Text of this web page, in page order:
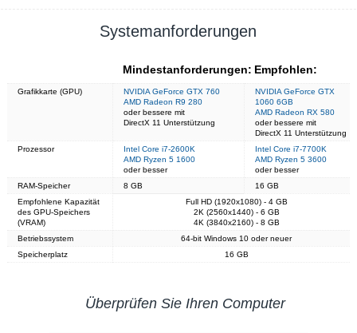
Systemanforderungen
Mindestanforderungen: Empfohlen:
Grafikkarte (GPU)
NVIDIA GeForce GTX 760
AMD Radeon R9 280
oder bessere mit
DirectX 11 Unterstützung
NVIDIA GeForce GTX
1060 6GB
AMD Radeon RX 580
oder bessere mit
DirectX 11 Unterstützung
Prozessor
Intel Core i7-2600K
AMD Ryzen 5 1600
oder besser
Intel Core i7-7700K
AMD Ryzen 5 3600
oder besser
RAM-Speicher
8 GB
16 GB
Empfohlene Kapazität
des GPU-Speichers
(VRAM)
Full HD (1920x1080) - 4 GB
2K (2560x1440) - 6 GB
4K (3840x2160) - 8 GB
Betriebssystem
64-bit Windows 10 oder neuer
Speicherplatz
16 GB
Überprüfen Sie Ihren Computer